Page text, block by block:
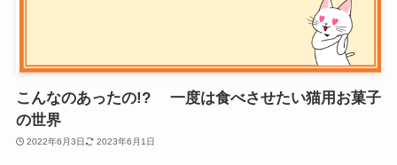
こんなのあったの!? 一度は食べさせたい猫用お菓子
の世界
2022年6月3日 2023年6月1日